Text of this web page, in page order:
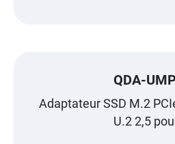
QDA-
Adaptateur SSD M.2
U.2 2,5